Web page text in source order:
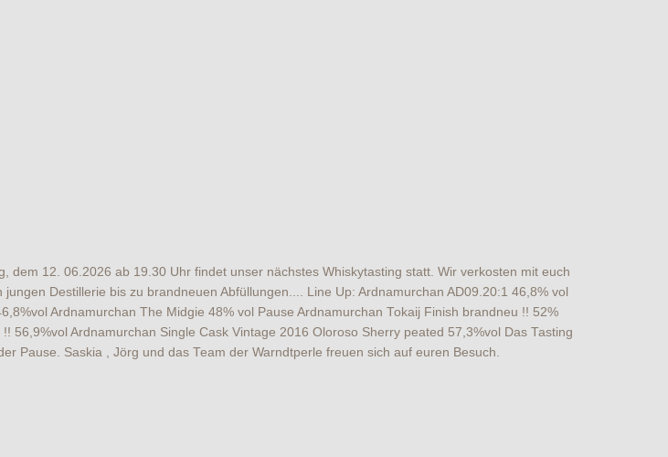
12. 06.2026 ab 19.30 Uhr findet unser nächstes Whiskytasting statt. Wir verkosten mit euch
Destillerie bis zu brandneuen Abfüllungen.... Line Up: Ardnamurchan AD09.20:1 46,8% vol
Ardnamurchan The Midgie 48% vol Pause Ardnamurchan Tokaij Finish brandneu !! 52%
Ardnamurchan Single Cask Vintage 2016 Oloroso Sherry peated 57,3%vol Das Tasting
Pause. Saskia , Jörg und das Team der Warndtperle freuen sich auf euren Besuch.